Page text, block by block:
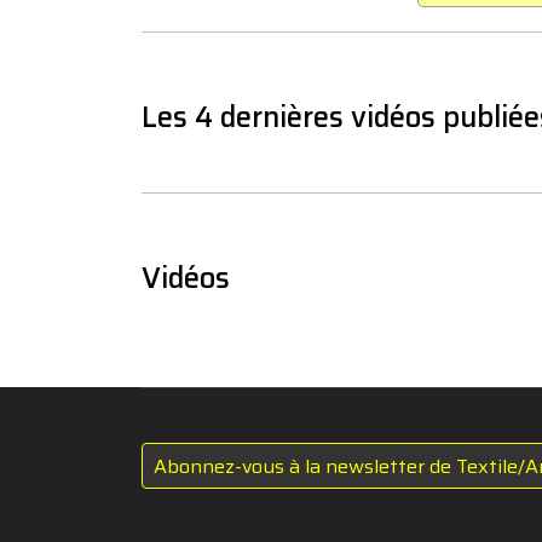
Les 4 dernières vidéos
Vidéos
Abonnez-vous à la newsletter de Textile/